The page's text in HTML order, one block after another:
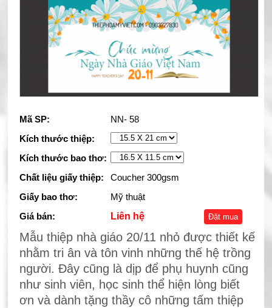
Mã SP:
NN- 58
Kích thước thiệp:
Kích thước bao thơ:
Chất liệu giấy thiệp:
Coucher 300gsm
Giấy bao thơ:
Mỹ thuật
Giá bán:
Liên hệ Đặt mua
Mẫu thiệp nhà giáo 20/11 nhỏ được thiết kế
nhằm tri ân và tôn vinh những thế hệ trồng
người. Đây cũng là dịp để phụ huynh cũng
như sinh viên, học sinh thể hiện lòng biết
ơn và dành tặng thầy cô những tấm thiệp